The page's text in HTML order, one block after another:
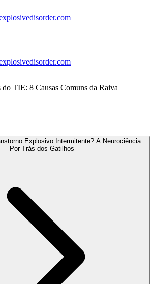
do TIE: 8 Causas Comuns da Raiva
Explosivo Intermitente? A Neurociência
Por Trás dos Gatilhos